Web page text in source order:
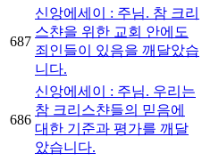
687
신앙에세이 : 주님. 참 크리
스챤을 위한 교회 안에도
죄인들이 있음을 깨달았습
니다.
686
신앙에세이 : 주님. 우리는
참 크리스챤들의 믿음에
대한 기준과 평가를 깨달
았습니다.